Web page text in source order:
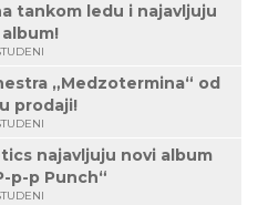
tankom ledu i najavljuju
„Medzotermina“ od
prodaji!
najavljuju novi album
p-p Punch“